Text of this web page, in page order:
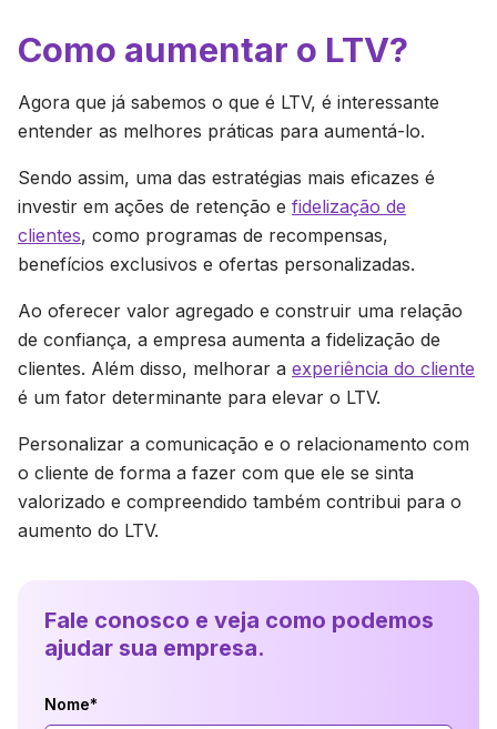
Como aumentar o LTV?
Agora que já sabemos o que é LTV, é interessante
entender as melhores práticas para aumentá-lo.
Sendo assim, uma das estratégias mais eficazes é
investir em ações de retenção e fidelização de
clientes, como programas de recompensas,
benefícios exclusivos e ofertas personalizadas.
Ao oferecer valor agregado e construir uma relação
de confiança, a empresa aumenta a fidelização de
clientes. Além disso, melhorar a experiência do cliente
é um fator determinante para elevar o LTV.
Personalizar a comunicação e o relacionamento com
o cliente de forma a fazer com que ele se sinta
valorizado e compreendido também contribui para o
aumento do LTV.
Fale conosco e veja como podemos
ajudar sua empresa.
Nome*